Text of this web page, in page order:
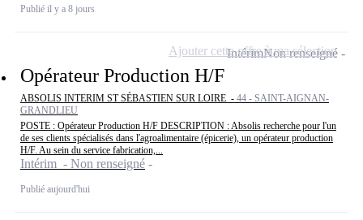
Publié il y a 8 jours
Opérateur Production H/F
ABSOLIS INTERIM ST SÉBASTIEN SUR LOIRE - 44 - SAINT-AIGNAN-
GRANDLIEU
POSTE : Opérateur Production H/F DESCRIPTION : Absolis recherche pour l'un
de ses clients spécialisés dans l'agroalimentaire (épicerie), un opérateur production
H/F. Au sein du service fabrication,...
Intérim - Non renseigné
Publié aujourd'hui
IntérimNon renseigné
Ajouter cette offre à ma sélection